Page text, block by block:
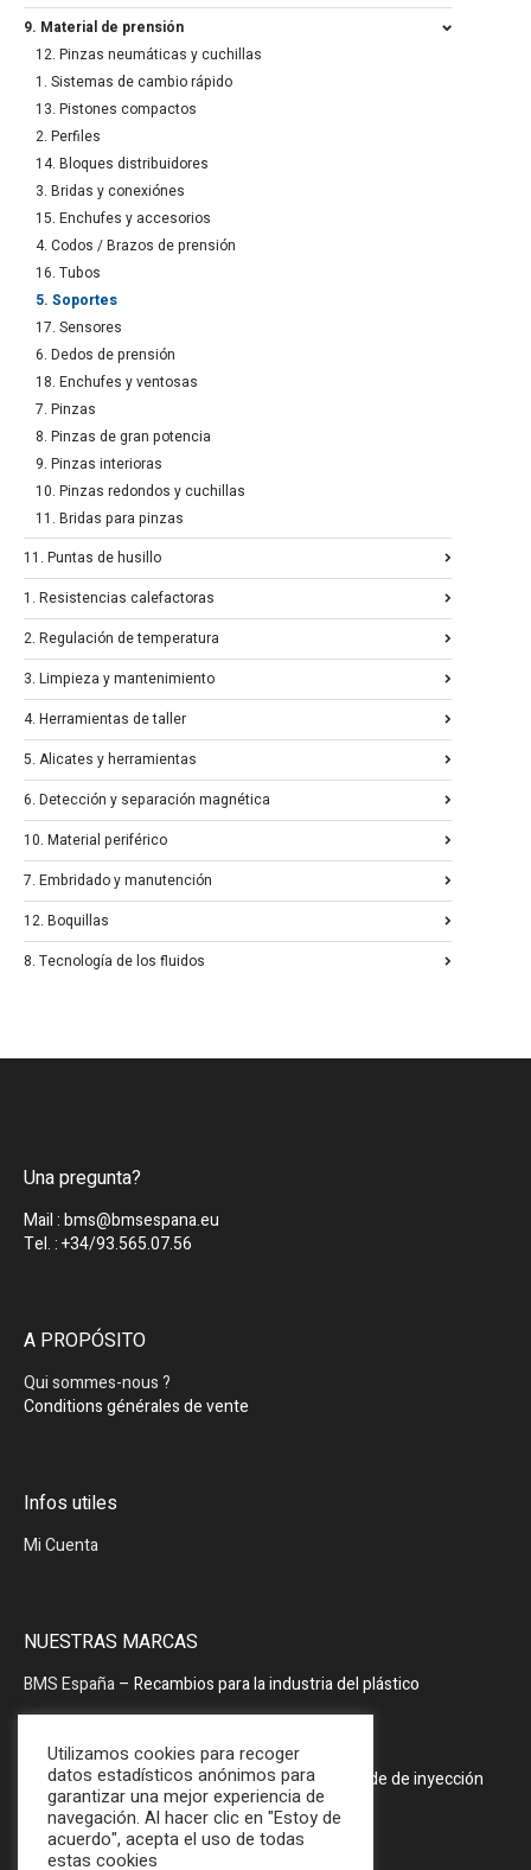
9. Material de prensión
12. Pinzas neumáticas y cuchillas
1. Sistemas de cambio rápido
13. Pistones compactos
2. Perfiles
14. Bloques distribuidores
3. Bridas y conexiónes
15. Enchufes y accesorios
4. Codos / Brazos de prensión
16. Tubos
5. Soportes
17. Sensores
6. Dedos de prensión
18. Enchufes y ventosas
7. Pinzas
8. Pinzas de gran potencia
9. Pinzas interioras
10. Pinzas redondos y cuchillas
11. Bridas para pinzas
11. Puntas de husillo
1. Resistencias calefactoras
2. Regulación de temperatura
3. Limpieza y mantenimiento
4. Herramientas de taller
5. Alicates y herramientas
6. Detección y separación magnética
10. Material periférico
7. Embridado y manutención
12. Boquillas
8. Tecnología de los fluidos
Una pregunta?
Mail : bms@bmsespana.eu
Tel. : +34/93.565.07.56
A PROPÓSITO
Qui sommes-nous ?
Conditions générales de vente
Infos utiles
Mi Cuenta
NUESTRAS MARCAS
BMS España– Recambios para la industria del plástico
PRODOPTIM– Mesa de mantenimiento de molde de inyección
Utilizamos cookies para recoger
datos estadísticos anónimos para
garantizar una mejor experiencia de
navegación. Al hacer clic en "Estoy de
acuerdo", acepta el uso de todas
estas cookies